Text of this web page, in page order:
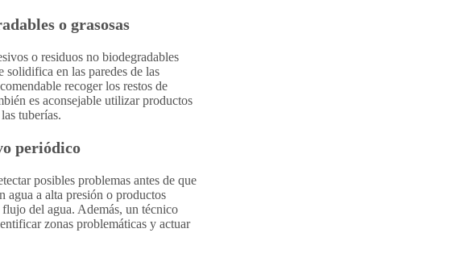
o grasosas
o residuos no biodegradables
solidifica en las paredes de las
recoger los restos de
es aconsejable utilizar productos
tuberías.
periódico
posibles problemas antes de que
agua a alta presión o productos
del agua. Además, un técnico
zonas problemáticas y actuar